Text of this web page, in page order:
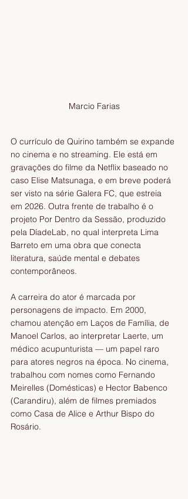
Marcio Farias
O currículo de Quirino também se expande
no cinema e no streaming. Ele está em
gravações do filme da Netflix baseado no
caso Elise Matsunaga, e em breve poderá
ser visto na série Galera FC, que estreia
em 2026. Outra frente de trabalho é o
projeto Por Dentro da Sessão, produzido
pela DíadeLab, no qual interpreta Lima
Barreto em uma obra que conecta
literatura, saúde mental e debates
contemporâneos.
A carreira do ator é marcada por
personagens de impacto. Em 2000,
chamou atenção em Laços de Família, de
Manoel Carlos, ao interpretar Laerte, um
médico acupunturista — um papel raro
para atores negros na época. No cinema,
trabalhou com nomes como Fernando
Meirelles (Domésticas) e Hector Babenco
(Carandiru), além de filmes premiados
como Casa de Alice e Arthur Bispo do
Rosário.